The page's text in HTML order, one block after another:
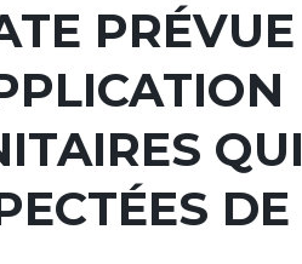
PRÉVUE
QUI
DE